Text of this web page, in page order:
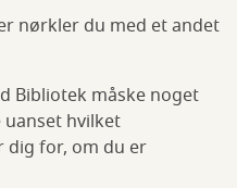
nørkler du med et andet
Bibliotek måske noget
hvilket
dig for, om du er